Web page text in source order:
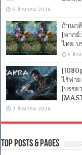
6 สิงหาคม 2026
ก้านก
[พากย์
ไทย บ
5 สิง
ไร้พ่า
[บรร
3 สิงหาคม 2026
Top Posts & Pages